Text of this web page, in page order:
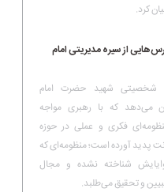
کرد.
از سیره مدیریتی امام
شخصیتی شهید حضرت امام
می‌دهد که با رهبری مواجه
فکری و عملی در حوزه
پدید آورده است؛ منظومه‌ای که
شناخته نشده و مجال
و تحقیق می‌طلبد.